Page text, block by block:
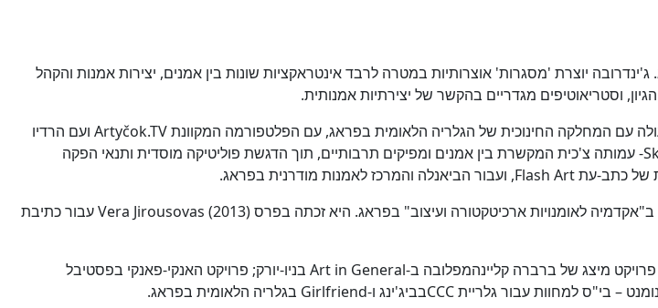
ועובדת בפראג. ג'ינדרובה יוצרת 'מסגרות' אוצרותיות במטרה לרבד אינטראקציות שונות בין אמנים, יצירות אמנות והקהל
וסטריאוטיפים מגדריים בהקשר של יצירתיות אמנותית.
כיום היא אוצרת ומנהלת את התוכניות הציבוריות של קבוצת Jindrich Chalupecky. ומשתפת פעולה עם המחלקה החינוכית של הגלריה הלאומית בפראג, עם הפלטפורמה המקוונת Artyčok.TV ועם הרדיו
הצ'כי. מאז 2014 היא אוצרת שותפה של גלריית Entrance בפראג, וחברה בהנהלת חברת Skutek- עמותה צ'כית המקשרת בין אמנים ומפיקים תרבותיים, תוך הדגשת פוליטיקה מוסדית ותנאי הפקה
ג'ינדרובה למדה תולדות האמנות באוניברסיטת Charles, ותיאוריה והיסטוריה של עיצוב וניו מדיה ב"אקדמיה לאומנויות ארכיטקטורה ועיצוב" בפראג. היא זכתה בפרס Vera Jirousovas (2013) עבור כתיבת
בשנתיים האחרונות עסקה ג'ינדרובה באוצרות משותפת בפרויקט Healing במרכז הצ'כי בברלין; פרויקט מיצג של ברברה קליינהמפלובה ב-Art in General בניו-יורק; פרויקט האנקי-פאנקי בפסטיבל